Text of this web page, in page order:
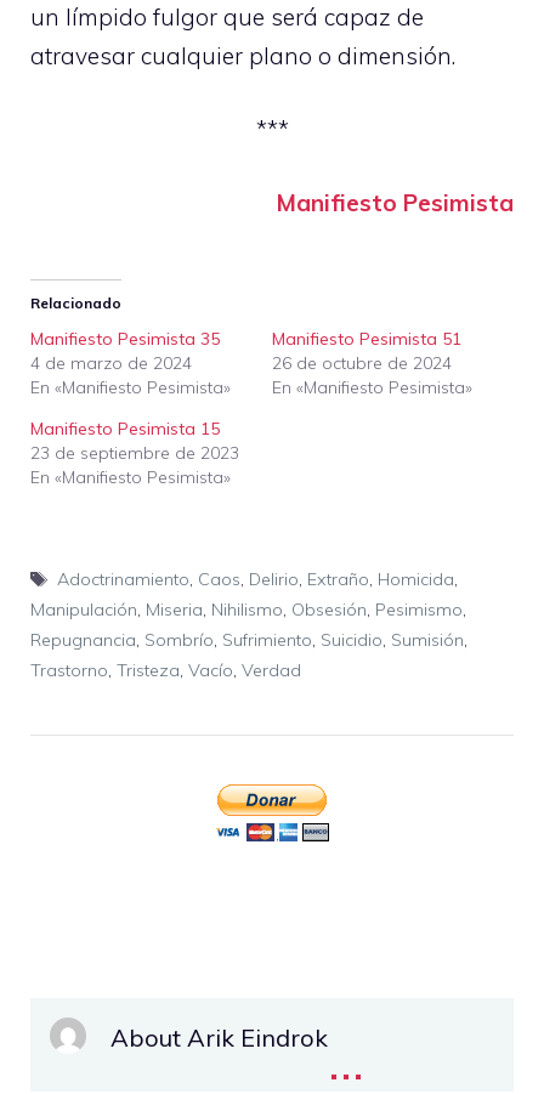
un límpido fulgor que será capaz de
atravesar cualquier plano o dimensión.
***
Manifiesto Pesimista
Relacionado
Manifiesto Pesimista 35
4 de marzo de 2024
En «Manifiesto Pesimista»
Manifiesto Pesimista 51
26 de octubre de 2024
En «Manifiesto Pesimista»
Manifiesto Pesimista 15
23 de septiembre de 2023
En «Manifiesto Pesimista»
Etiquetas
Adoctrinamiento, Caos, Delirio, Extraño, Homicida,
Manipulación, Miseria, Nihilismo, Obsesión, Pesimismo,
Repugnancia, Sombrío, Sufrimiento, Suicidio, Sumisión,
Trastorno, Tristeza, Vacío, Verdad
About Arik Eindrok...